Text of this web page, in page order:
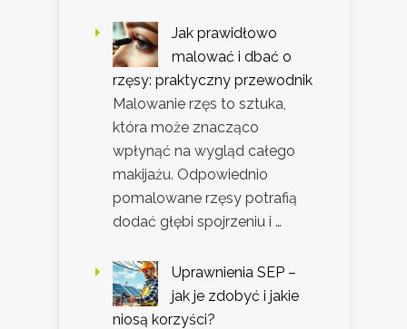
Jak prawidłowo
malować i dbać o
rzęsy: praktyczny przewodnik
Malowanie rzęs to sztuka,
która może znacząco
wpłynąć na wygląd całego
makijażu. Odpowiednio
pomalowane rzęsy potrafią
dodać głębi spojrzeniu i …
Uprawnienia SEP –
jak je zdobyć i jakie
niosą korzyści?